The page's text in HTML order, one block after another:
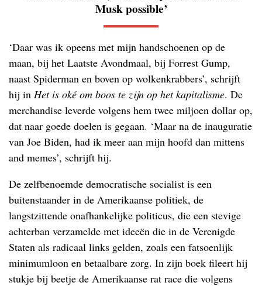
Musk possible’
‘Daar was ik opeens met mijn handschoenen op de
maan, bij het Laatste Avondmaal, bij Forrest Gump,
naast Spiderman en boven op wolkenkrabbers’, schrijft
hij in Het is oké om boos te zijn op het kapitalisme. De
merchandise leverde volgens hem twee miljoen dollar op,
dat naar goede doelen is gegaan. ‘Maar na de inauguratie
van Joe Biden, had ik meer aan mijn hoofd dan mittens
and memes’, schrijft hij.
De zelfbenoemde democratische socialist is een
buitenstaander in de Amerikaanse politiek, de
langstzittende onafhankelijke politicus, die een stevige
achterban verzamelde met ideeën die in de Verenigde
Staten als radicaal links gelden, zoals een fatsoenlijk
minimumloon en betaalbare zorg. In zijn boek fileert hij
stukje bij beetje de Amerikaanse rat race die volgens